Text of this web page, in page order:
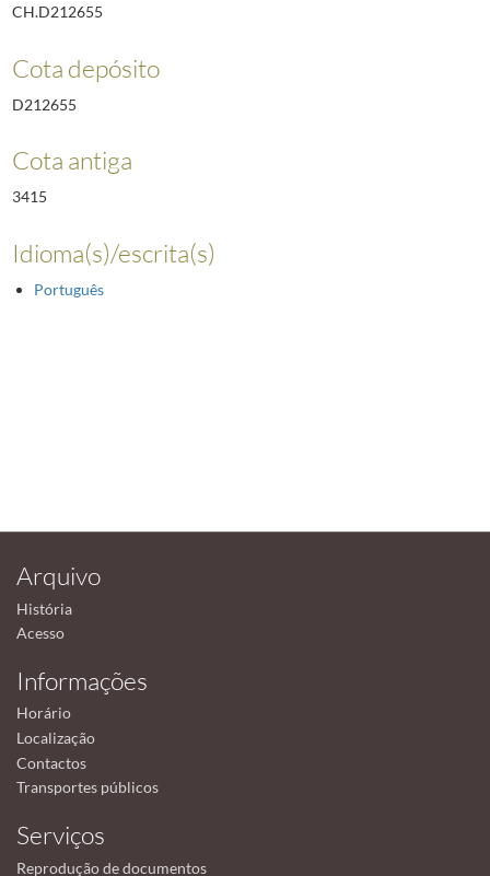
CH.D212655
Cota depósito
D212655
Cota antiga
3415
Idioma(s)/escrita(s)
Português
Arquivo
História
Acesso
Informações
Horário
Localização
Contactos
Transportes públicos
Serviços
Reprodução de documentos